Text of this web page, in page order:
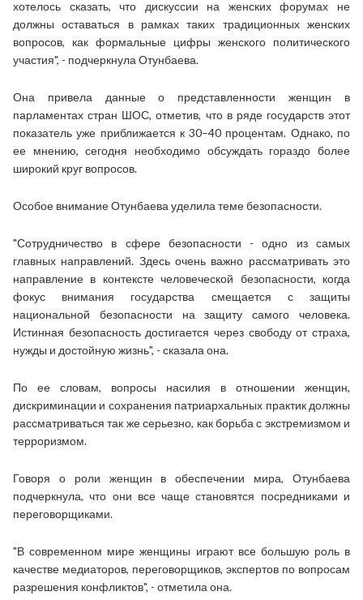
хотелось сказать, что дискуссии на женских форумах не
должны оставаться в рамках таких традиционных женских
вопросов, как формальные цифры женского политического
участия", - подчеркнула Отунбаева.
Она привела данные о представленности женщин в
парламентах стран ШОС, отметив, что в ряде государств этот
показатель уже приближается к 30–40 процентам. Однако, по
ее мнению, сегодня необходимо обсуждать гораздо более
широкий круг вопросов.
Особое внимание Отунбаева уделила теме безопасности.
"Сотрудничество в сфере безопасности - одно из самых
главных направлений. Здесь очень важно рассматривать это
направление в контексте человеческой безопасности, когда
фокус внимания государства смещается с защиты
национальной безопасности на защиту самого человека.
Истинная безопасность достигается через свободу от страха,
нужды и достойную жизнь", - сказала она.
По ее словам, вопросы насилия в отношении женщин,
дискриминации и сохранения патриархальных практик должны
рассматриваться так же серьезно, как борьба с экстремизмом и
терроризмом.
Говоря о роли женщин в обеспечении мира, Отунбаева
подчеркнула, что они все чаще становятся посредниками и
переговорщиками.
"В современном мире женщины играют все большую роль в
качестве медиаторов, переговорщиков, экспертов по вопросам
разрешения конфликтов", - отметила она.